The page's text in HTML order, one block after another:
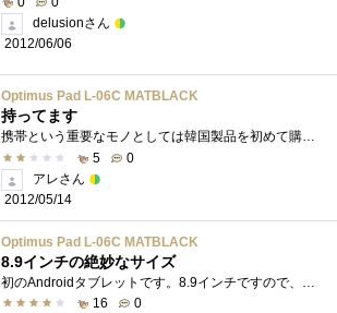
delusionさん
2012/06/06
Optimus Pad L-06C MATBLACK
持ってます
携帯という重要なモノとしては韓国製品を初めて購入しました。１年弱使用していますが、良いところもなければ悪いところもないといった印象�...
5
0
アレさん
2012/05/14
Optimus Pad L-06C MATBLACK
8.9インチの絶妙なサイズ
16
0